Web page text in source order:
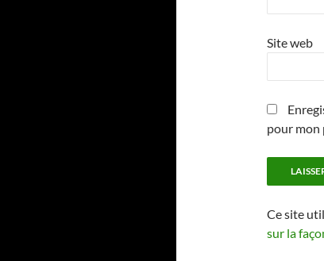
Site web
pour mon
Ce site
sur la